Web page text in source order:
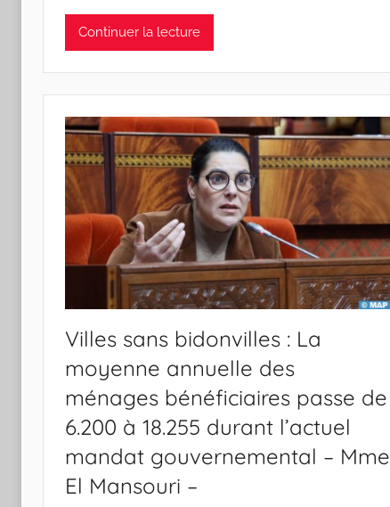
Continuer la lecture
Villes sans bidonvilles : La
moyenne annuelle des
ménages bénéficiaires passe de
6.200 à 18.255 durant l’actuel
mandat gouvernemental – Mme
El Mansouri –